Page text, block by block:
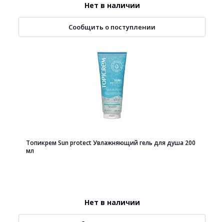
Нет в наличии
Сообщить о поступлении
Топикрем Sun protect Увлажняющий гель для душа 200
мл
Нет в наличии